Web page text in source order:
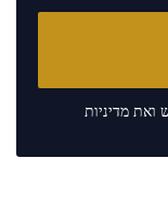
ואת מדיניות